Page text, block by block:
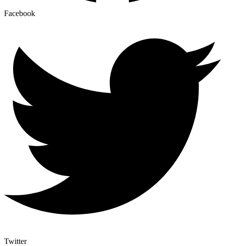
Facebook
Twitter